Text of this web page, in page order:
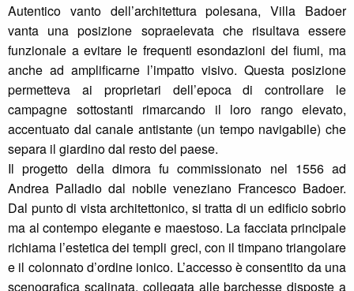
Autentico vanto dell’architettura polesana, Villa Badoer
vanta una posizione sopraelevata che risultava essere
funzionale a evitare le frequenti esondazioni dei fiumi, ma
anche ad amplificarne l’impatto visivo. Questa posizione
permetteva ai proprietari dell’epoca di controllare le
campagne sottostanti rimarcando il loro rango elevato,
accentuato dal canale antistante (un tempo navigabile) che
separa il giardino dal resto del paese.
Il progetto della dimora fu commissionato nel 1556 ad
Andrea Palladio dal nobile veneziano Francesco Badoer.
Dal punto di vista architettonico, si tratta di un edificio sobrio
ma al contempo elegante e maestoso. La facciata principale
richiama l’estetica dei templi greci, con il timpano triangolare
e il colonnato d’ordine ionico. L’accesso è consentito da una
scenografica scalinata, collegata alle barchesse disposte a